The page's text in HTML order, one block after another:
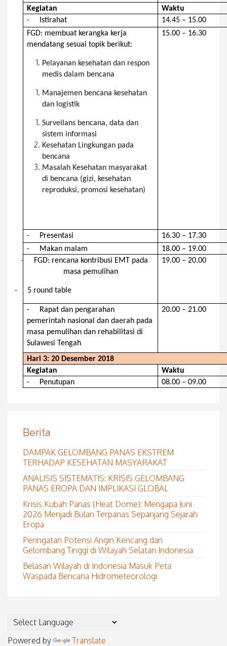
Kegiatan
Waktu
-
Istirahat
14.45 – 15.00
FGD: membuat kerangka kerja
mendatang sesuai topik berikut:
Pelayanan kesehatan dan respon
medis dalam bencana
Manajemen bencana kesehatan
dan logistik
Surveilans bencana, data dan
sistem informasi
Kesehatan Lingkungan pada
bencana
Masalah Kesehatan masyarakat
di bencana (gizi, kesehatan
reproduksi, promosi kesehatan)
15.00 – 16.30
- Presentasi
16.30 – 17.30
-
Makan malam
18.00 – 19.00
-
FGD: rencana kontribusi EMT pada
masa pemulihan
- 5 round table
19.00 – 20.00
-
Rapat dan pengarahan
pemerintah nasional dan daerah pada
masa pemulihan dan rehabilitasi di
Sulawesi Tengah
20.00 – 21.00
Hari 3:20 Desember 2018
Kegiatan
Waktu
-
Penutupan 08.00 – 09.00
Berita
DAMPAK GELOMBANG PANAS EKSTREM
TERHADAP KESEHATAN MASYARAKAT
ANALISIS SISTEMATIS: KRISIS GELOMBANG
PANAS EROPA DAN IMPLIKASI GLOBAL
Krisis Kubah Panas (Heat Dome): Mengapa Juni
2026 Menjadi Bulan Terpanas Sepanjang Sejarah
Eropa
Peringatan Potensi Angin Kencang dan
Gelombang Tinggi di Wilayah Selatan Indonesia
Belasan Wilayah di Indonesia Masuk Peta
Waspada Bencana Hidrometeorologi
Powered by Translate